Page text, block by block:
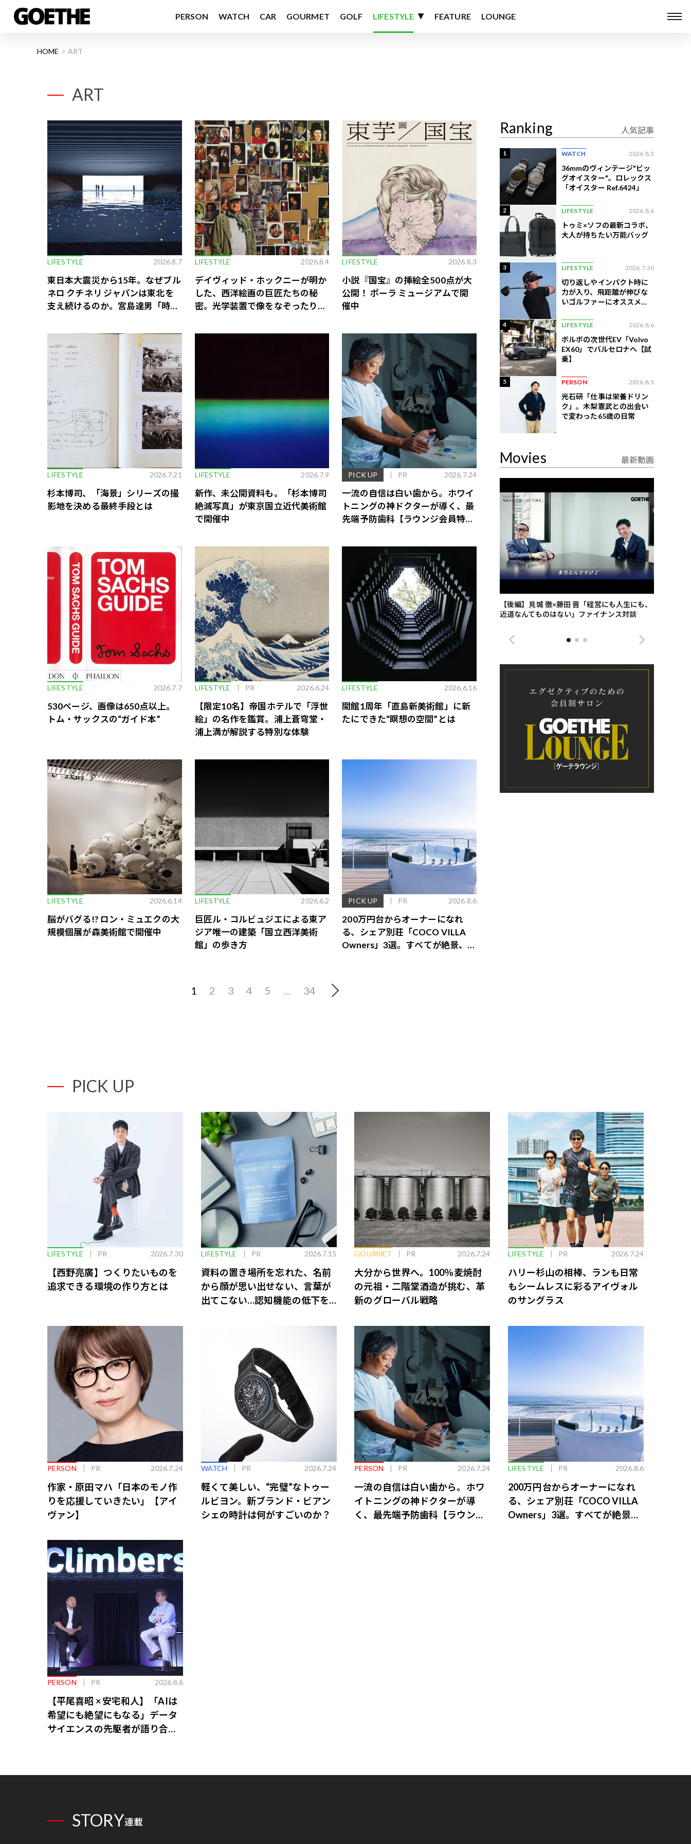
PERSON WATCH CAR GOURMET GOLF LIFESTYLE FEATURE LOUNGE
HOME ART
ART
LIFESTYLE 2026.8.7
​東日本大震災から15年。なぜブル
ネロ クチネリ ジャパンは東北を
支え続けるのか。宮島達男「時の
LIFESTYLE 2026.8.4
デイヴィッド・ホックニーが明か
した、西洋絵画の巨匠たちの秘
密。光学装置で像をなぞったり、
LIFESTYLE 2026.8.3
小説『国宝』の挿絵全500点が大
公開！ ポーラ ミュージアムで開
催中
LIFESTYLE 2026.7.21
杉本博司、「海景」シリーズの撮
影地を決める最終手段とは
LIFESTYLE 2026.7.9
新作、未公開資料も。「杉本博司
絶滅写真」が東京国立近代美術館
で開催中
PICK UP PR 2026.7.24
一流の自信は白い歯から。ホワイ
トニングの神ドクターが導く、最
先端予防歯科【ラウンジ会員特典
LIFESTYLE 2026.7.7
530ページ、画像は650点以上。
トム・サックスの“ガイド本”
LIFESTYLE PR 2026.6.24
【限定10名】帝国ホテルで「浮世
絵」の名作を鑑賞。浦上蒼穹堂・
浦上満が解説する特別な体験
LIFESTYLE 2026.6.16
開館1周年「直島新美術館」に新
たにできた“瞑想の空間”とは
LIFESTYLE 2026.6.14
脳がバグる!? ロン・ミュエクの大
規模個展が森美術館で開催中
LIFESTYLE 2026.6.2
巨匠ル・コルビュジエによる東ア
ジア唯一の建築「国立西洋美術
館」の歩き方
PICK UP PR 2026.8.6
200万円台からオーナーになれ
る、シェア別荘「COCO VILLA
Owners」3選。すべてが絶景、収
1 2 3 4 5 34
Ranking 人気記事
1 WATCH 2026.8.5
36mmのヴィンテージ"ビッ
グオイスター"。ロレックス
「オイスター Ref.6424」
2 LIFESTYLE 2026.8.6
トゥミ×ソフの最新コラボ、
大人が持ちたい万能バッグ
3 LIFESTYLE 2026.7.30
切り返しやインパクト時に
力が入り、飛距離が伸びな
いゴルファーにオススメの
4 LIFESTYLE 2026.8.6
ボルボの次世代EV「Volvo
EX60」でバルセロナへ【試
乗】
5 PERSON 2026.8.5
光石研「仕事は栄養ドリン
ク」。木梨憲武との出会い
で変わった65歳の日常
Movies 最新動画
歌舞伎俳優・尾上右近が休息を過ごした、海最
前列ホテル「UMITO 熱海 別邸」
【後編】見城 徹×藤田 晋「経営にも人生にも、
近道なんてものはない」ファイナンス対談
PICK UP
LIFESTYLE PR 2026.7.30
【西野亮廣】つくりたいものを
追求できる環境の作り方とは
LIFESTYLE PR 2026.7.15
資料の置き場所を忘れた、名前
から顔が思い出せない、言葉が
出てこない…認知機能の低下を
GOURMET PR 2026.7.24
大分から世界へ。100％麦焼酎
の元祖・二階堂酒造が挑む、革
新のグローバル戦略
LIFESTYLE PR 2026.7.24
ハリー杉山の相棒、ランも日常
もシームレスに彩るアイヴォル
のサングラス
PERSON PR 2026.7.24
作家・原田マハ「日本のモノ作
りを応援していきたい」【アイ
ヴァン】
WATCH PR 2026.7.24
軽くて美しい、“完璧”なトゥー
ルビヨン。新ブランド・ビアン
シェの時計は何がすごいのか？
PERSON PR 2026.7.24
一流の自信は白い歯から。ホワ
イトニングの神ドクターが導
く、最先端予防歯科【ラウンジ
LIFESTYLE PR 2026.8.6
200万円台からオーナーになれ
る、シェア別荘「COCO VILLA
Owners」3選。すべてが絶景、
PERSON PR 2026.8.6
【平尾喜昭 × 安宅和人】「AIは
希望にも絶望にもなる」データ
サイエンスの先駆者が語り合う
STORY連載